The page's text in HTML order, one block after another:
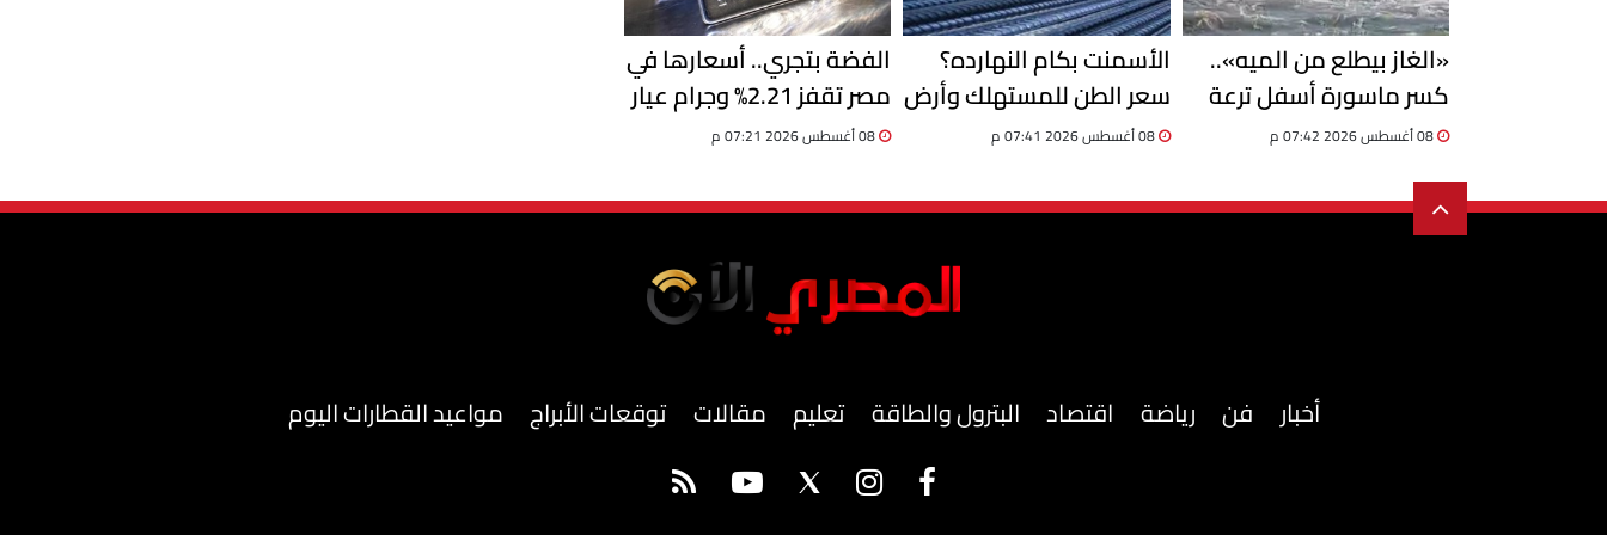
«الغاز بيطلع من الميه»..
كسر ماسورة أسفل ترعة
الإسماعيلية وتحرك عاجل
الأسمنت بكام النهارده؟
سعر الطن للمستهلك وأرض
المصنع السبت 8 أغسطس
08 أغسطس 2026 07:41 م
الفضة بتجري.. أسعارها في
مصر تقفز 2.21% وجرام عيار
999 يصل لـ101 جنيه
08 أغسطس 2026 07:21 م
أخبار فن رياضة اقتصاد البترول والطاقة تعليم مقالات توقعات الأبراج مواعيد القطارات اليوم